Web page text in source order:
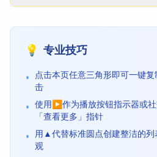
💡 专业技巧
•
点击本页任意三角形即可一键
击
• 使用▶作为播放按钮指示器或
「查看更多」指针
•
用▲代替标准圆点创建整洁的
观